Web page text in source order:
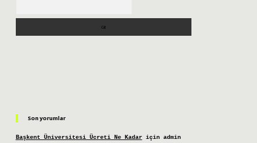
Son yorumlar
Başkent Üniversitesi Ücreti Ne Kadariçin admin